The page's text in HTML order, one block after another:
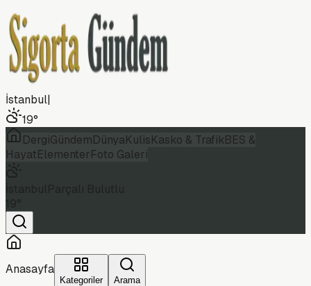
İstanbul|
19°
DergiGündemDünyaKulisKasko & TrafikBES &
HayatElementerFoto Galeri
Anasayfa
Kategoriler Arama